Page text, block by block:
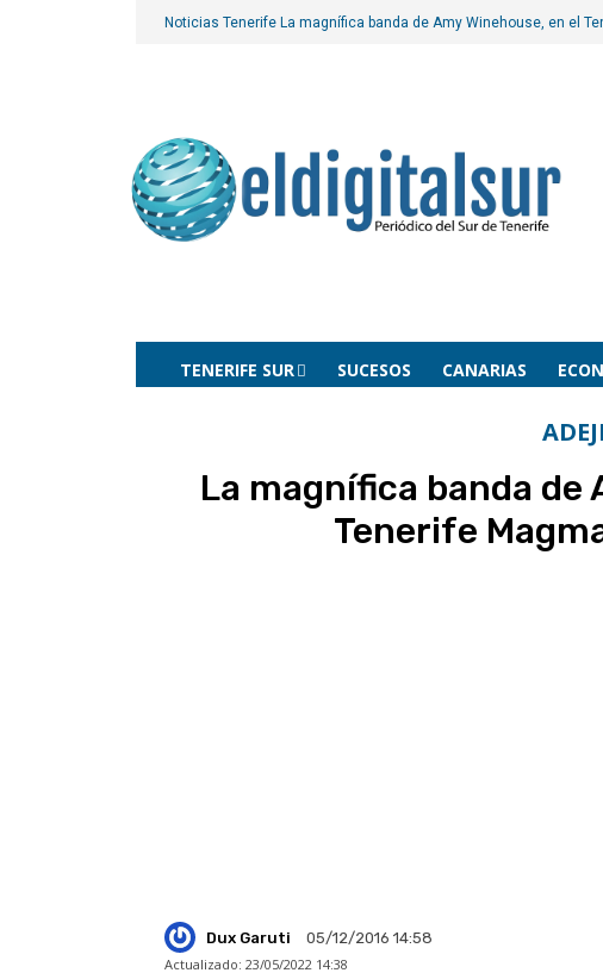
Noticias Tenerife La magnífica banda de Amy Winehouse, en el
TENERIFE SUR SUCESOS CANARIAS
La magnífica banda de
Tenerife
Dux Garuti
05/12/2016 14:58
Actualizado: 23/05/2022 14:38